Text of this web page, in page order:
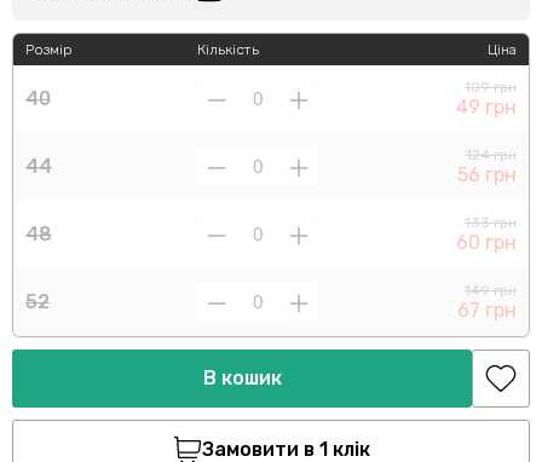
Розмір
40
44
48
52
Кількість Ціна
109 грн
49 грн
124 грн
56 грн
133 грн
60 грн
149 грн
67 грн
В кошик
Замовити в 1 клік